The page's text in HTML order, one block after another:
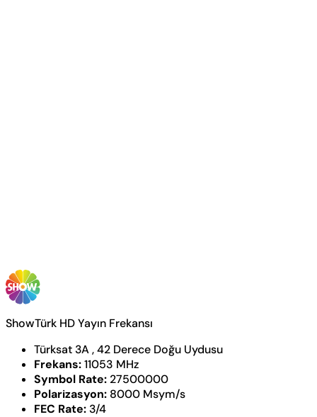
ShowTürk HD Yayın Frekansı
Türksat 3A , 42 Derece Doğu Uydusu
Frekans:11053 MHz
Symbol Rate: 27500000
Polarizasyon: 8000 Msym/s
FEC Rate: 3/4